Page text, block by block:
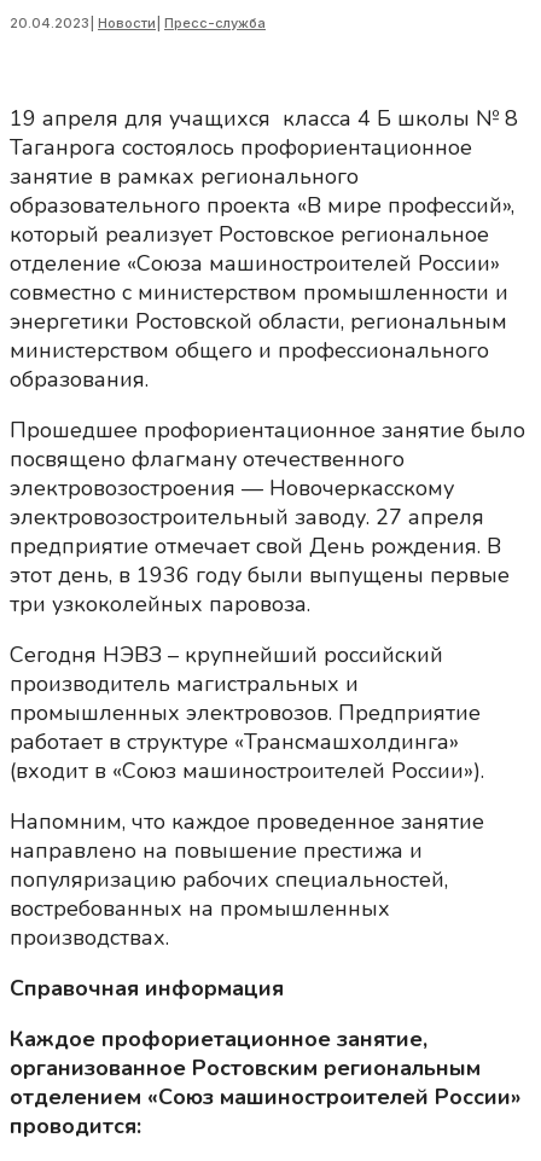
20.04.2023 Новости Пресс-служба
19 апреля для учащихся класса 4 Б школы № 8
Таганрога состоялось профориентационное
занятие в рамках регионального
образовательного проекта «В мире профессий»,
который реализует Ростовское региональное
отделение «Союза машиностроителей России»
совместно с министерством промышленности и
энергетики Ростовской области, региональным
министерством общего и профессионального
образования.
Прошедшее профориентационное занятие было
посвящено флагману отечественного
электровозостроения — Новочеркасскому
электровозостроительный заводу. 27 апреля
предприятие отмечает свой День рождения. В
этот день, в 1936 году были выпущены первые
три узкоколейных паровоза.
Сегодня НЭВЗ – крупнейший российский
производитель магистральных и
промышленных электровозов. Предприятие
работает в структуре «Трансмашхолдинга»
(входит в «Союз машиностроителей России»).
Напомним, что каждое проведенное занятие
направлено на повышение престижа и
популяризацию рабочих специальностей,
востребованных на промышленных
производствах.
Справочная информация
Каждое профориетационное занятие,
организованное Ростовским региональным
отделением «Союз машиностроителей России»
проводится: